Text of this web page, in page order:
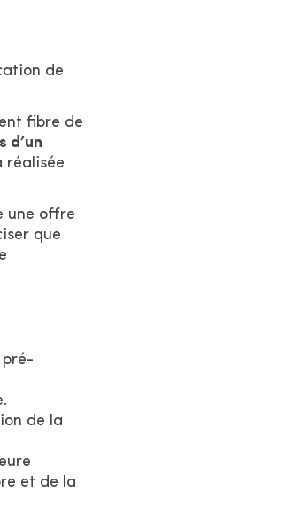
t
de
fibre de
d’un
réalisée
une offre
que
pré-
de la
et de la